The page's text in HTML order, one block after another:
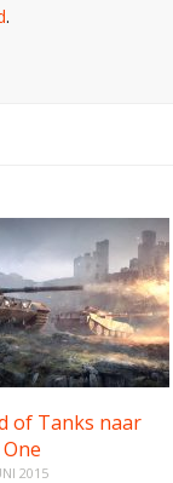
.
of Tanks naar
2015